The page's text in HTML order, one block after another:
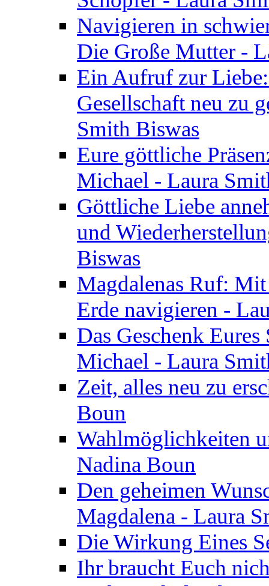
Navigieren in
Die Große Mutter -
Ein Aufruf zur
Gesellschaft neu zu
Smith Biswas
Eure göttliche
Michael - Laura
Göttliche Liebe
und
Biswas
Magdalenas Ruf:
Erde navigieren -
Das Geschenk
Michael - Laura
Zeit, alles neu zu
Boun
Wahlmöglichkeiten
Nadina Boun
Den geheimen
Magdalena - Laura
Die Wirkung Eines
Ihr braucht Euch